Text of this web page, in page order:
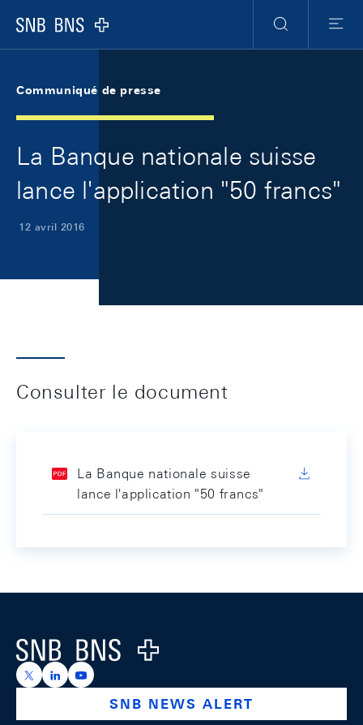
Logo
RechercheMenu
Communiqué de presse
La Banque nationale suisse
lance l'application "50 francs"
12 avril 2016
Consulter le document
La Banque nationale suisse
lance l'application "50 francs"
Logo
https://x.com/snb_bns
https://ch.linkedin.com/company/swiss-national-
https://www.youtube.com/@swissnationalbank
SNB NEWS ALERT